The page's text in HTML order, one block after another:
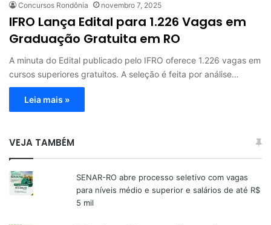
Concursos Rondônia novembro 7, 2025
IFRO Lança Edital para 1.226 Vagas em
Graduação Gratuita em RO
A minuta do Edital publicado pelo IFRO oferece 1.226 vagas em
cursos superiores gratuitos. A seleção é feita por análise…
Leia mais »
VEJA TAMBÉM
SENAR-RO abre processo seletivo com vagas
para níveis médio e superior e salários de até R$
5 mil